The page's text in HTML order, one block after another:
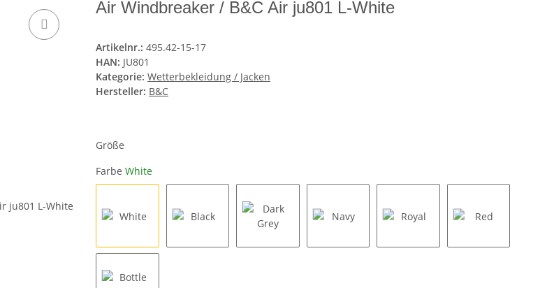
Air Windbreaker / B&C Air ju801 L-White
Artikelnr.: 495.42-15-17
HAN: JU801
Kategorie: Wetterbekleidung / Jacken
Hersteller: B&C
Größe
Farbe White
White